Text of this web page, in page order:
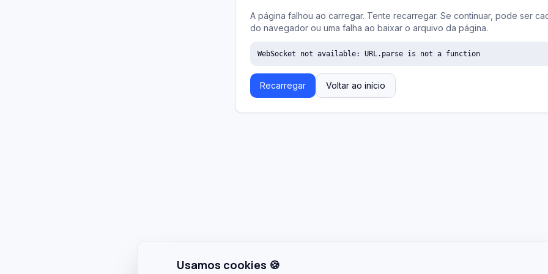
A página falhou ao carregar. Tente recarregar. Se continuar, pode ser
do navegador ou uma falha ao baixar o arquivo da página.
WebSocket not available: URL.parse is not a function
Recarregar Voltar ao início
Usamos cookies 🍪